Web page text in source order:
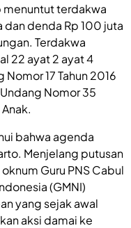
menuntut terdakwa
dan denda Rp 100 juta
Terdakwa
22 ayat 2 ayat 4
17 Tahun 2016
Nomor 35
bahwa agenda
Menjelang putusan
Guru PNS Cabul
(GMNI)
yang sejak awal
aksi damai ke